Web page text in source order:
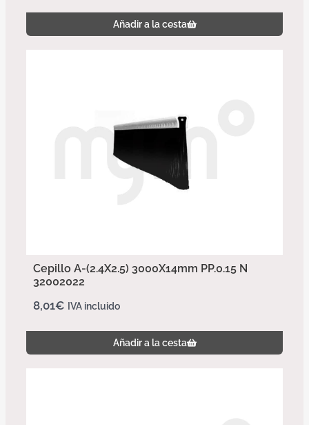
Añadir a la cesta
Cepillo A-(2.4X2.5) 3000X14mm PP.0.15 N
32002022
8,01€ IVA incluido
Añadir a la cesta